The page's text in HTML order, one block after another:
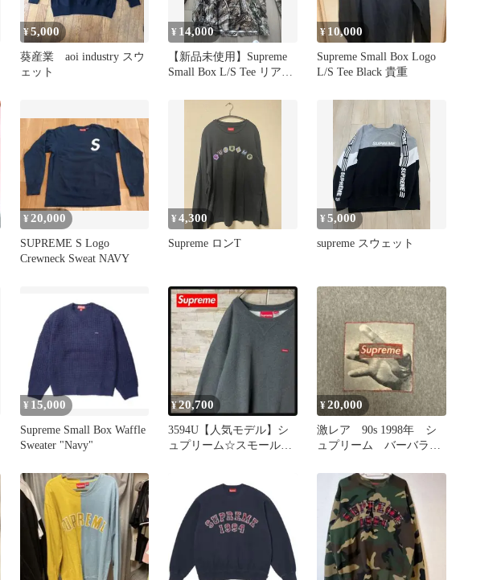
¥5,000
葵産業 aoi industry スウ
ェット
¥ 14,000
【新品未使用】Supreme
Small Box L/S Tee リアル
¥ 10,000
Supreme Small Box Logo
L/S Tee Black 貴重
¥ 20,000
SUPREME S Logo
Crewneck Sweat NAVY
¥4,300
Supreme ロンT
¥5,000
supreme スウェット
¥ 15,000
Supreme Small Box Waffle
Sweater "Navy"
¥20,700
3594U【人気モデル】シ
ュプリーム☆スモールボ
¥20,000
激レア 90s 1998年 シ
ュプリーム バーバラク